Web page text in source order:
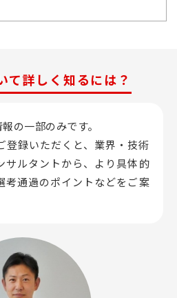
て詳しく知るには？
の一部のみです。
登録いただくと、業界・技術
ルタントから、 より具体的
考通過のポイントなどをご案